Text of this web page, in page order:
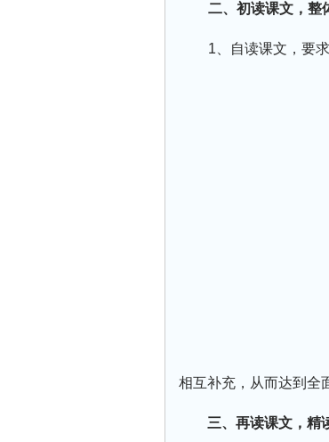
二、初读课文，整
1、自读课文，要
相互补充，从而达到全
三、再读课文，精